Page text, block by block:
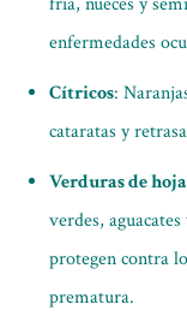
enfermedades
Cítricos:
cataratas y
Verduras de
verdes,
protegen contra
prematura.